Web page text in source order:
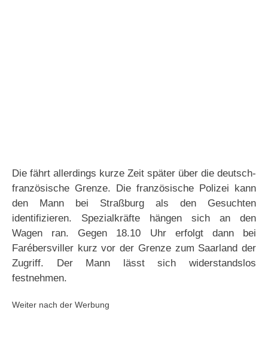
Die fährt allerdings kurze Zeit später über die deutsch-
französische Grenze. Die französische Polizei kann
den Mann bei Straßburg als den Gesuchten
identifizieren. Spezialkräfte hängen sich an den
Wagen ran. Gegen 18.10 Uhr erfolgt dann bei
Farébersviller kurz vor der Grenze zum Saarland der
Zugriff. Der Mann lässt sich widerstandslos
festnehmen.
Weiter nach der Werbung